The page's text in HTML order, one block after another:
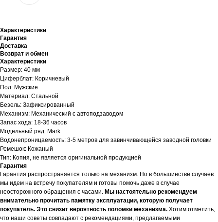
Характеристики
Гарантия
Доставка
Возврат и обмен
Характеристики
Размер: 40 мм
Циферблат: Коричневый
Пол: Мужские
Материал: Стальной
Безель: Зафиксированный
Механизм: Механический с автоподзаводом
Запас хода: 18-36 часов
Модельный ряд: Mark
Водонепроницаемость: 3-5 метров для завинчивающейся заводной головки
Ремешок: Кожаный
Тип: Копия, не является оригинальной продукцией
Гарантия
Гарантия распространяется только на механизм. Но в большинстве случаев
мы идем на встречу покупателям и готовы помочь даже в случае
неосторожного обращения с часами. Мы настоятельно рекомендуем
внимательно прочитать памятку эксплуатации, которую получает
покупатель. Это снизит вероятность поломки механизма. Хотим отметить,
что наши советы совпадают с рекомендациями, предлагаемыми